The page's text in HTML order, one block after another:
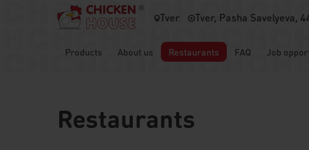
Tver Tver, Pasha Savelyeva,
Products About us Restaurants FAQ Job
Restaurants